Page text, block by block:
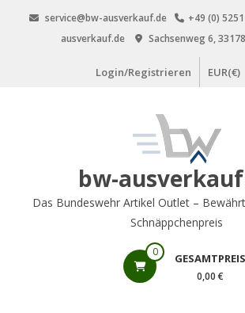
service@bw-ausverkauf.de +49 (0)
ausverkauf.de
Sachsenweg 6,
Login/Registrieren EUR(€)
bw-
Das Bundeswehr Artikel Outlet –
Schnäppchenpreis
0 GESAMTPREIS
0,00 €